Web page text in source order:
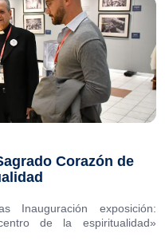
Corazón de
Inauguración exposición:
de la espiritualidad»